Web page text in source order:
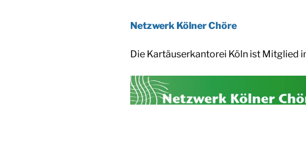
Netzwerk Kölner Chöre
Die Kartäuserkantorei Köln ist Mitglied